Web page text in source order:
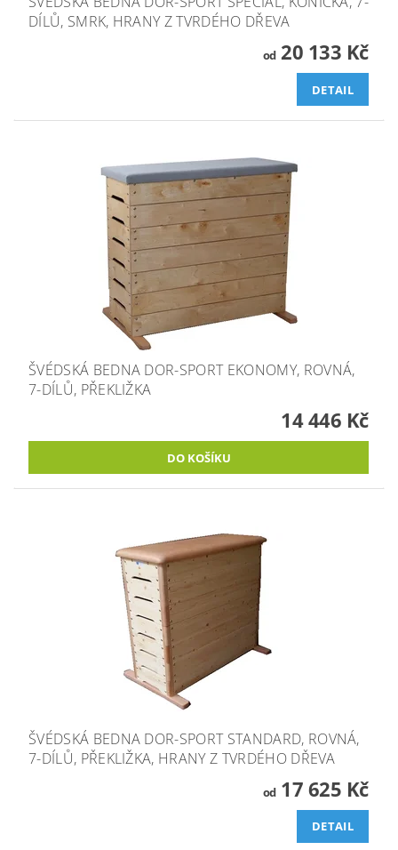
DÍLŮ, SMRK, HRANY Z TVRDÉHO DŘEVA
od20 133 Kč
DETAIL
ŠVÉDSKÁ BEDNA DOR-SPORT EKONOMY, ROVNÁ,
7-DÍLŮ, PŘEKLIŽKA
14 446 Kč
ŠVÉDSKÁ BEDNA DOR-SPORT STANDARD, ROVNÁ,
7-DÍLŮ, PŘEKLIŽKA, HRANY Z TVRDÉHO DŘEVA
od17 625 Kč
DETAIL